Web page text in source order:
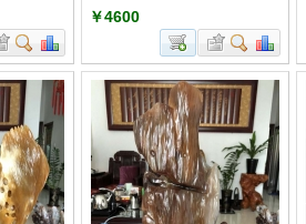
￥4600